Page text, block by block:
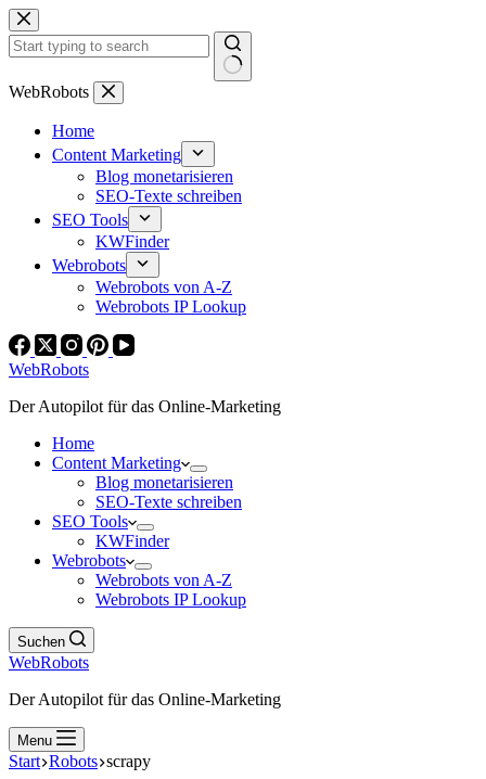
Zum
Inhalt
springen
Keine
WebRobots
Home
Content Marketing
Blog monetarisieren
SEO-Texte schreiben
SEO Tools
KWFinder
Webrobots
Webrobots von A-Z
Webrobots IP Lookup
WebRobots
Der Autopilot für das Online-Marketing
Home
Content Marketing
Blog monetarisieren
SEO-Texte schreiben
SEO Tools
KWFinder
Webrobots
Webrobots von A-Z
Webrobots IP Lookup
Suchen
WebRobots
Der Autopilot für das Online-Marketing
Menu
Start Robots scrapy